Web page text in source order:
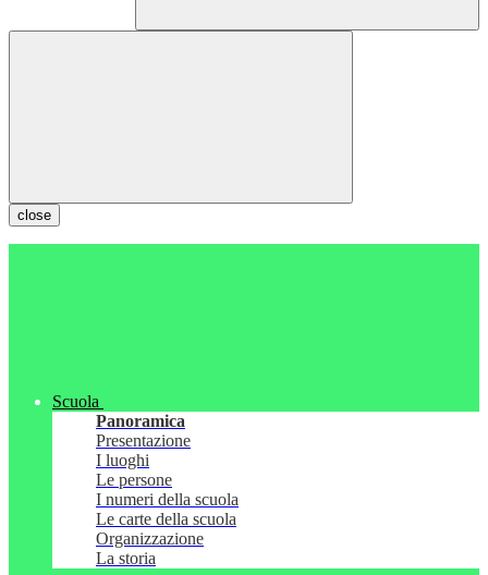
close
Scuola
Panoramica
Presentazione
I luoghi
Le persone
I numeri della scuola
Le carte della scuola
Organizzazione
La storia